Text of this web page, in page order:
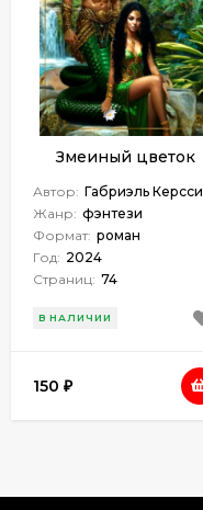
Змеиный цветок
Автор: Габриэль Керсси
Жанр: фэнтези
Формат: роман
Год: 2024
Страниц: 74
В НАЛИЧИИ
150 ₽